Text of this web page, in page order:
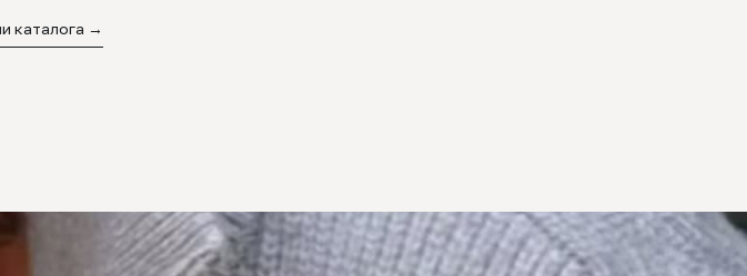
каталога →